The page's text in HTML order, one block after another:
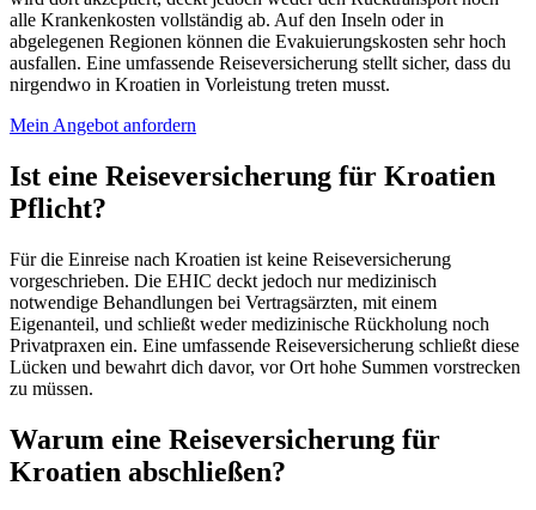
alle Krankenkosten vollständig ab. Auf den Inseln oder in
abgelegenen Regionen können die Evakuierungskosten sehr hoch
ausfallen. Eine umfassende Reiseversicherung stellt sicher, dass du
nirgendwo in Kroatien in Vorleistung treten musst.
Mein Angebot anfordern
Ist eine Reiseversicherung für Kroatien
Pflicht?
Für die Einreise nach Kroatien ist keine Reiseversicherung
vorgeschrieben. Die EHIC deckt jedoch nur medizinisch
notwendige Behandlungen bei Vertragsärzten, mit einem
Eigenanteil, und schließt weder medizinische Rückholung noch
Privatpraxen ein. Eine umfassende Reiseversicherung schließt diese
Lücken und bewahrt dich davor, vor Ort hohe Summen vorstrecken
zu müssen.
Warum eine Reiseversicherung für
Kroatien abschließen?